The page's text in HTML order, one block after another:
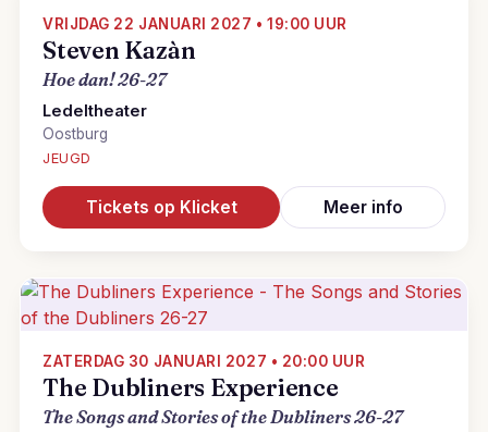
VRIJDAG 22 JANUARI 2027 • 19:00 UUR
Steven Kazàn
Hoe dan! 26-27
Ledeltheater
Oostburg
JEUGD
Tickets op Klicket Meer info
ZATERDAG 30 JANUARI 2027 • 20:00 UUR
The Dubliners Experience
The Songs and Stories of the Dubliners 26-27